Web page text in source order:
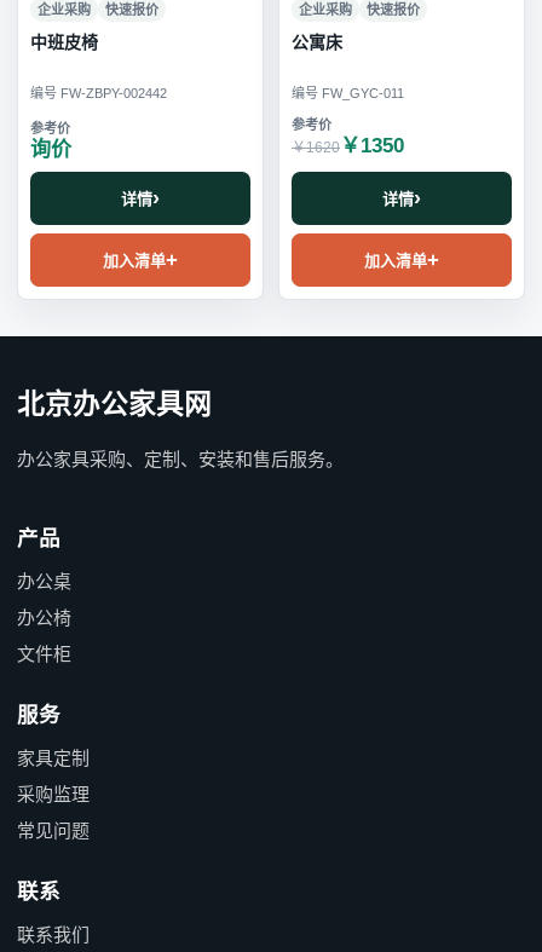
企业采购 快速报价
中班皮椅
编号 FW-ZBPY-002442
询价
详情
加入清单
企业采购 快速报价
公寓床
编号 FW_GYC-011
￥1620 ￥1350
详情
加入清单
北京办公家具网
办公家具采购、定制、安装和售后服务。
产品
办公桌
办公椅
文件柜
服务
家具定制
采购监理
常见问题
联系
联系我们